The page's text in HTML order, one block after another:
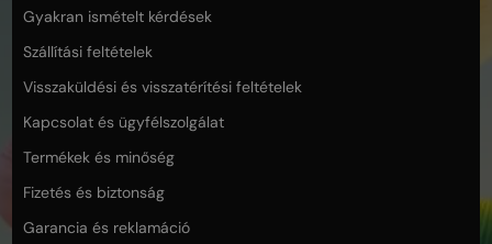
Gyakran ismételt kérdések
Szállítási feltételek
Visszaküldési és visszatérítési feltételek
Kapcsolat és ügyfélszolgálat
Termékek és minőség
Fizetés és biztonság
Garancia és reklamáció